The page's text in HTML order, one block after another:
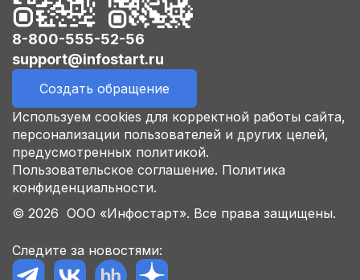
8-800-555-52-56
support@infostart.ru
Создать обращение
Используем cookies для корректной работы сайта,
персонализации пользователей и других целей,
предусмотренных политикой.
Пользовательское соглашение. Политика
конфиденциальности.
© 2026 ООО «Инфостарт». Все права защищены.
Следите за новостями: